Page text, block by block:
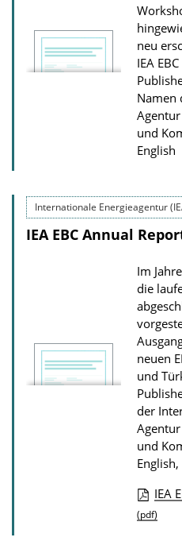
o
w
n
l
o
a
d
neu
IEA
Namen
und
English
Internationale Energieagentur
IEA EBC Annual
Im
die
neuen
und
der
und
P
IEA
(pdf)